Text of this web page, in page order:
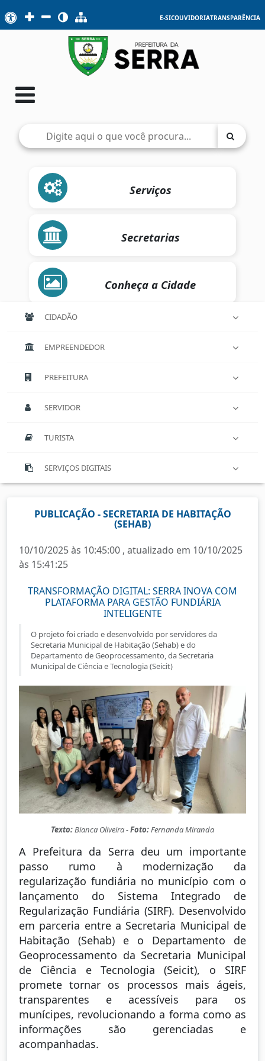
E-SICOUVIDORIATRANSPARÊNCIA
Serviços
Secretarias
Conheça a Cidade
CIDADÃO
EMPREENDEDOR
PREFEITURA
SERVIDOR
TURISTA
SERVIÇOS DIGITAIS
PUBLICAÇÃO - SECRETARIA DE HABITAÇÃO
(SEHAB)
10/10/2025 às 10:45:00 , atualizado em 10/10/2025
às 15:41:25
TRANSFORMAÇÃO DIGITAL: SERRA INOVA COM
PLATAFORMA PARA GESTÃO FUNDIÁRIA
INTELIGENTE
O projeto foi criado e desenvolvido por servidores da
Secretaria Municipal de Habitação (Sehab) e do
Departamento de Geoprocessamento, da Secretaria
Municipal de Ciência e Tecnologia (Seicit)
Texto:Bianca Oliveira -Foto:Fernanda Miranda
A Prefeitura da Serra deu um importante
passo rumo à modernização da
regularização fundiária no município com o
lançamento do Sistema Integrado de
Regularização Fundiária (SIRF). Desenvolvido
em parceria entre a Secretaria Municipal de
Habitação (Sehab) e o Departamento de
Geoprocessamento da Secretaria Municipal
de Ciência e Tecnologia (Seicit), o SIRF
promete tornar os processos mais ágeis,
transparentes e acessíveis para os
munícipes, revolucionando a forma como as
informações são gerenciadas e
acompanhadas.